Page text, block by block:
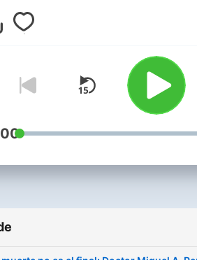
más
en un
inexplicable. Mado
Andrea
explorar
de
fantamas,